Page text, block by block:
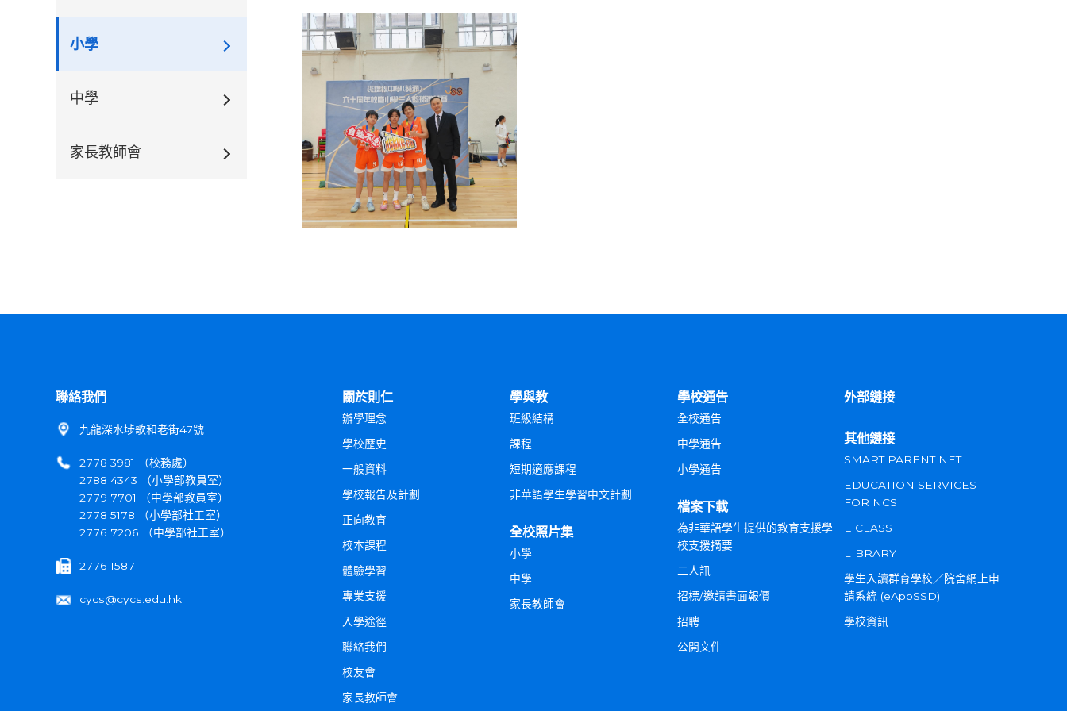
小學
中學
家長教師會
聯絡我們
九龍深水埗歌和老街47號
2778 3981 （校務處）
2788 4343 （小學部教員室）
2779 7701 （中學部教員室）
2778 5178 （小學部社工室）
2776 7206 （中學部社工室）
2776 1587
cycs@cycs.edu.hk
關於則仁
辦學理念
學校歷史
一般資料
學校報告及計劃
正向教育
校本課程
體驗學習
專業支援
入學途徑
聯絡我們
校友會
家長教師會
學與教
班級結構
課程
短期適應課程
非華語學生學習中文計劃
全校照片集
小學
中學
家長教師會
學校通告
全校通告
中學通告
小學通告
檔案下載
為非華語學生提供的教育支援學
校支援摘要
二人訊
招標/邀請書面報價
招聘
公開文件
外部鏈接
其他鏈接
SMART PARENT NET
EDUCATION SERVICES
FOR NCS
E CLASS
LIBRARY
學生入讀群育學校／院舍網上申
請系統 (eAppSSD)
學校資訊